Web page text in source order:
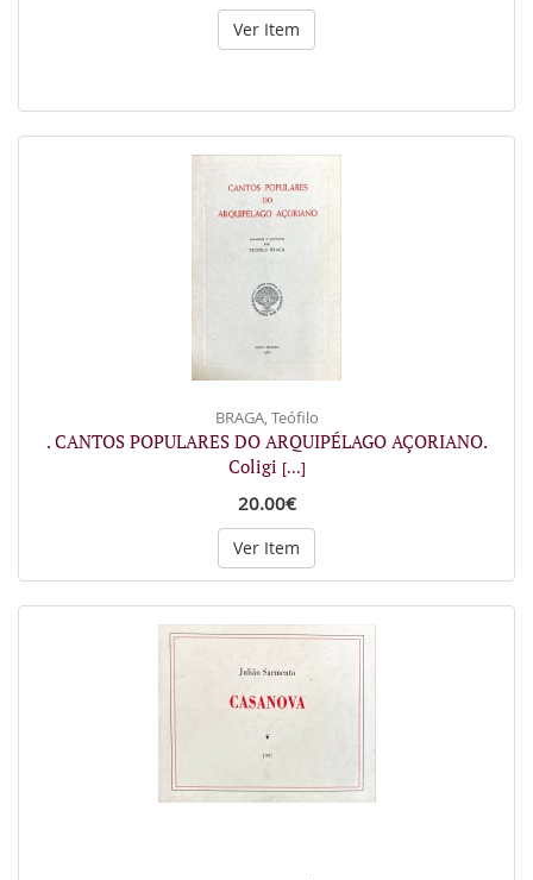
Ver Item
BRAGA, Teófilo
. CANTOS POPULARES DO ARQUIPÉLAGO AÇORIANO.
Coligi [...]
20.00€
Ver Item